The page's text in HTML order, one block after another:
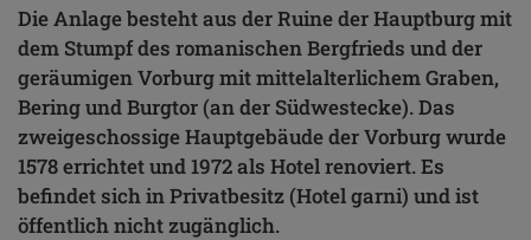
Die Anlage besteht aus der Ruine der Hauptburg mit
dem Stumpf des romanischen Bergfrieds und der
geräumigen Vorburg mit mittelalterlichem Graben,
Bering und Burgtor (an der Südwestecke). Das
zweigeschossige Hauptgebäude der Vorburg wurde
1578 errichtet und 1972 als Hotel renoviert. Es
befindet sich in Privatbesitz (Hotel garni) und ist
öffentlich nicht zugänglich.